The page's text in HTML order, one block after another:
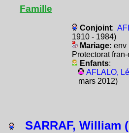
Famille
Conjoint:
1910 - 1984)
Mariage: env
Protectorat
Enfants:
AFLALO,
mars 2012)
SARRAF, William